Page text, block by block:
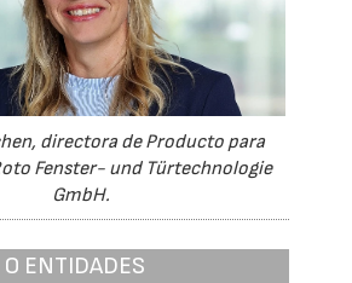
directora de Producto para
Fenster- und Türtechnologie
GmbH.
ENTIDADES